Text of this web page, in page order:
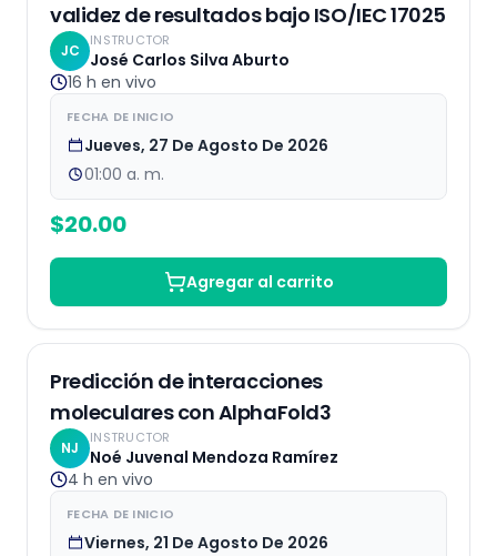
validez de resultados bajo ISO/IEC 17025
JC
INSTRUCTOR
José Carlos Silva Aburto
16 h en vivo
FECHA DE INICIO
Jueves, 27 De Agosto De 2026
01:00 a. m.
$20.00
Agregar al carrito
Predicción de interacciones
moleculares con AlphaFold3
NJ
INSTRUCTOR
Noé Juvenal Mendoza Ramírez
4 h en vivo
FECHA DE INICIO
Viernes, 21 De Agosto De 2026